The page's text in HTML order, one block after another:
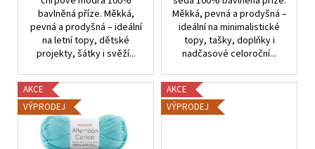
bavlněná příze. Měkká,
pevná a prodyšná – ideální
na letní topy, dětské
projekty, šátky i svěží...
Měkká, pevná a prodyšná –
ideální na minimalistické
topy, tašky, doplňky i
nadčasové celoroční...
AKCE
VÝPRODEJ
AKCE
VÝPRODEJ